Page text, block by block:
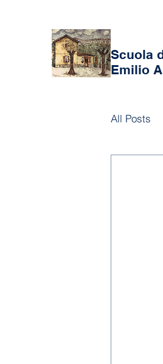
Scuola
Emilio
All Posts